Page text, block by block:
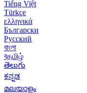
Tiếng Việt
Türkçe
ελληνικά
Български
Русский
বাংলা
বதமிழ்
తెలుగు
ಕನ್ನಡ
മലയാളം